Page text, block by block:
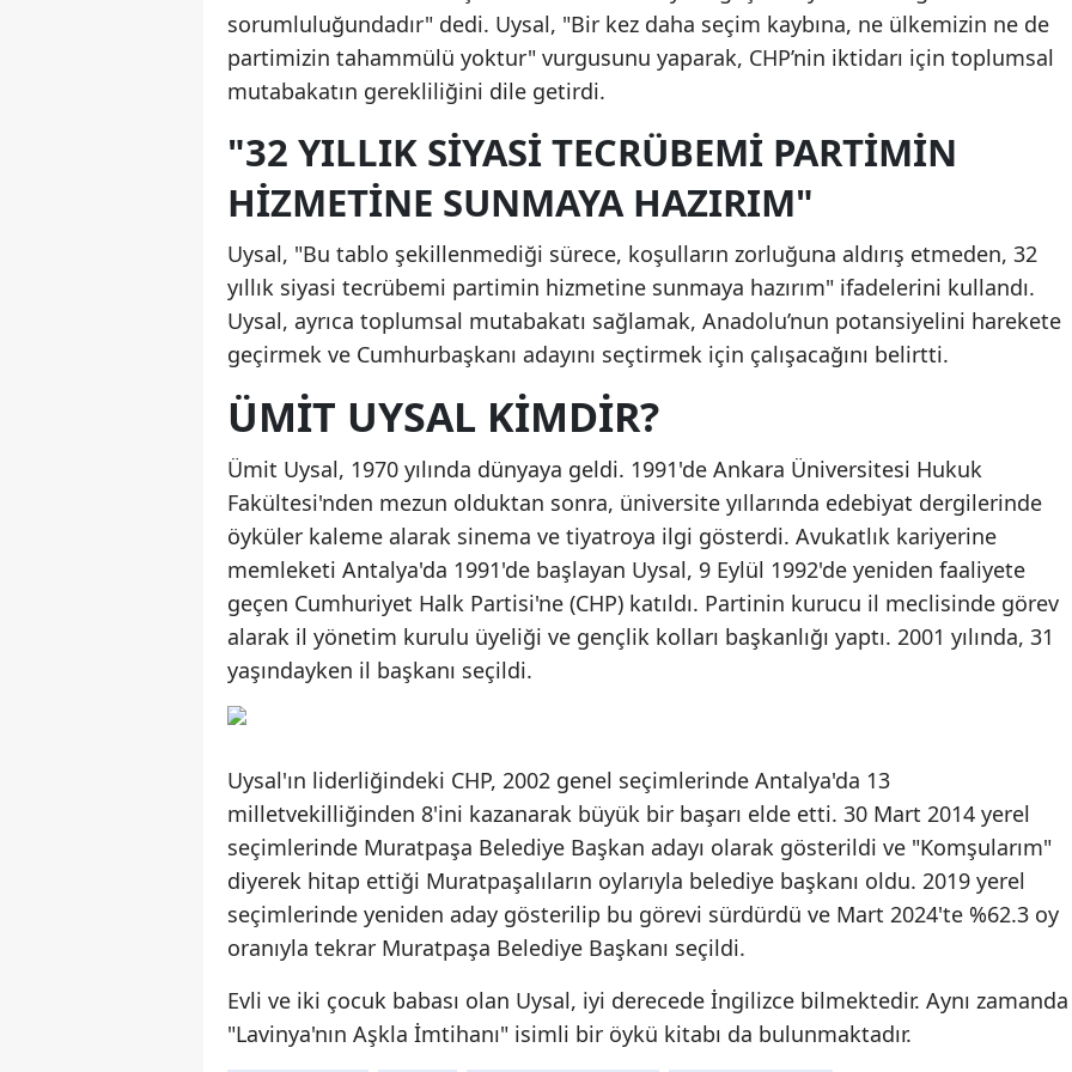
Mersin
Kayseri
Kırklareli
Konya
Kütahya
Malatya
Muğla
Muş
Nevşehir
Niğde
Ordu
Rize
sorumluluğundadır" dedi. Uysal, "Bir kez daha seçim kaybına, ne ülkemizin ne de
partimizin tahammülü yoktur" vurgusunu yaparak, CHP’nin iktidarı için toplumsal
mutabakatın gerekliliğini dile getirdi.
"32 YILLIK SİYASİ TECRÜBEMİ PARTİMİN
HİZMETİNE SUNMAYA HAZIRIM"
Uysal, "Bu tablo şekillenmediği sürece, koşulların zorluğuna aldırış etmeden, 32
yıllık siyasi tecrübemi partimin hizmetine sunmaya hazırım" ifadelerini kullandı.
Uysal, ayrıca toplumsal mutabakatı sağlamak, Anadolu’nun potansiyelini harekete
geçirmek ve Cumhurbaşkanı adayını seçtirmek için çalışacağını belirtti.
ÜMİT UYSAL KİMDİR?
Ümit Uysal, 1970 yılında dünyaya geldi. 1991'de Ankara Üniversitesi Hukuk
Fakültesi'nden mezun olduktan sonra, üniversite yıllarında edebiyat dergilerinde
öyküler kaleme alarak sinema ve tiyatroya ilgi gösterdi. Avukatlık kariyerine
memleketi Antalya'da 1991'de başlayan Uysal, 9 Eylül 1992'de yeniden faaliyete
geçen Cumhuriyet Halk Partisi'ne (CHP) katıldı. Partinin kurucu il meclisinde görev
alarak il yönetim kurulu üyeliği ve gençlik kolları başkanlığı yaptı. 2001 yılında, 31
yaşındayken il başkanı seçildi.
Uysal'ın liderliğindeki CHP, 2002 genel seçimlerinde Antalya'da 13
milletvekilliğinden 8'ini kazanarak büyük bir başarı elde etti. 30 Mart 2014 yerel
seçimlerinde Muratpaşa Belediye Başkan adayı olarak gösterildi ve "Komşularım"
diyerek hitap ettiği Muratpaşalıların oylarıyla belediye başkanı oldu. 2019 yerel
seçimlerinde yeniden aday gösterilip bu görevi sürdürdü ve Mart 2024'te %62.3 oy
oranıyla tekrar Muratpaşa Belediye Başkanı seçildi.
Evli ve iki çocuk babası olan Uysal, iyi derecede İngilizce bilmektedir. Aynı zamanda
"Lavinya'nın Aşkla İmtihanı" isimli bir öykü kitabı da bulunmaktadır.